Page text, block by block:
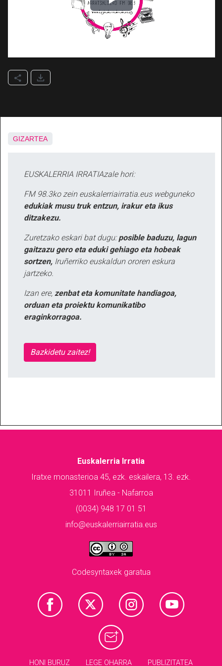
GIZARTEA
EUSKALERRIA IRRATIAzale hori:
FM 98.3ko zein euskalerriairratia.eus webguneko
edukiak musu truk entzun, irakur eta ikus
ditzakezu.
Zuretzako eskari bat dugu: posible baduzu, lagun
gaitzazu gero eta eduki gehiago eta hobeak
sortzen, Iruñerriko euskaldun ororen eskura
jartzeko.
Izan ere, zenbat eta komunitate handiagoa,
orduan eta proiektu komunikatibo
eraginkorragoa.
Bazkidetu zaitez!
Euskalerria Irratia
Iratxe monasterioa 45, ezk. eskailera, 13. ezk.
31011 Iruñea - Nafarroa
(0034) 948 17 01 51
info@euskalerriairratia.eus
Codesyntaxek garatua
HONI BURUZ LEGE OHARRA PUBLIZITATEA